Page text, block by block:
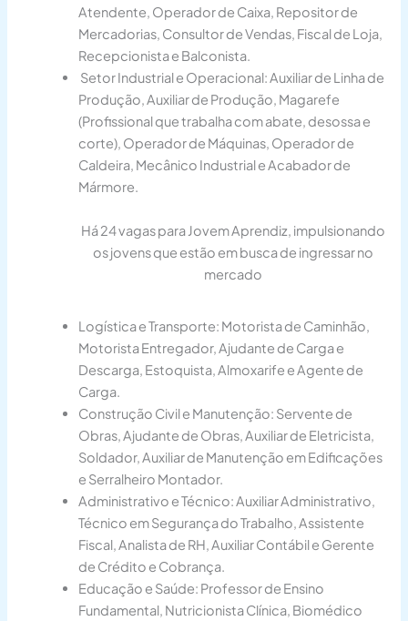
Atendente, Operador de Caixa, Repositor de
Mercadorias, Consultor de Vendas, Fiscal de Loja,
Recepcionista e Balconista.
Setor Industrial e Operacional: Auxiliar de Linha de
Produção, Auxiliar de Produção, Magarefe
(Profissional que trabalha com abate, desossa e
corte), Operador de Máquinas, Operador de
Caldeira, Mecânico Industrial e Acabador de
Mármore.
Há 24 vagas para Jovem Aprendiz, impulsionando
os jovens que estão em busca de ingressar no
mercado
Logística e Transporte: Motorista de Caminhão,
Motorista Entregador, Ajudante de Carga e
Descarga, Estoquista, Almoxarife e Agente de
Carga.
Construção Civil e Manutenção: Servente de
Obras, Ajudante de Obras, Auxiliar de Eletricista,
Soldador, Auxiliar de Manutenção em Edificações
e Serralheiro Montador.
Administrativo e Técnico: Auxiliar Administrativo,
Técnico em Segurança do Trabalho, Assistente
Fiscal, Analista de RH, Auxiliar Contábil e Gerente
de Crédito e Cobrança.
Educação e Saúde: Professor de Ensino
Fundamental, Nutricionista Clínica, Biomédico